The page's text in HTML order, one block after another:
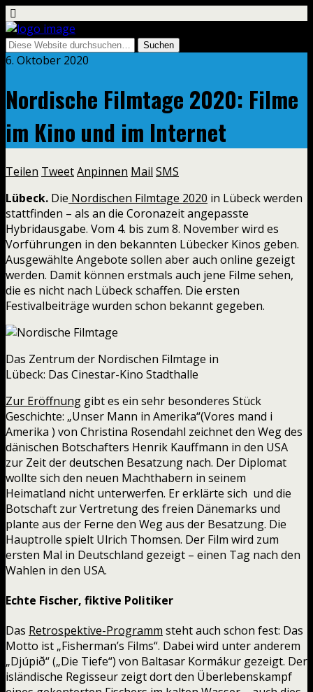
6. Oktober 2020
Nordische Filmtage 2020: Filme
im Kino und im Internet
Teilen TweetAnpinnen Mail SMS
Lübeck. Die Nordischen Filmtage 2020 in Lübeck werden
stattfinden – als an die Coronazeit angepasste
Hybridausgabe. Vom 4. bis zum 8. November wird es
Vorführungen in den bekannten Lübecker Kinos geben.
Ausgewählte Angebote sollen aber auch online gezeigt
werden. Damit können erstmals auch jene Filme sehen,
die es nicht nach Lübeck schaffen. Die ersten
Festivalbeiträge wurden schon bekannt gegeben.
Das Zentrum der Nordischen Filmtage in
Lübeck: Das Cinestar-Kino Stadthalle
Zur Eröffnung gibt es ein sehr besonderes Stück
Geschichte: „Unser Mann in Amerika“(Vores mand i
Amerika ) von Christina Rosendahl zeichnet den Weg des
dänischen Botschafters Henrik Kauffmann in den USA
zur Zeit der deutschen Besatzung nach. Der Diplomat
wollte sich den neuen Machthabern in seinem
Heimatland nicht unterwerfen. Er erklärte sich und die
Botschaft zur Vertretung des freien Dänemarks und
plante aus der Ferne den Weg aus der Besatzung. Die
Hauptrolle spielt Ulrich Thomsen. Der Film wird zum
ersten Mal in Deutschland gezeigt – einen Tag nach den
Wahlen in den USA.
Echte Fischer, fiktive Politiker
Das Retrospektive-Programm steht auch schon fest: Das
Motto ist „Fisherman’s Films“. Dabei wird unter anderem
„Djúpið“ („Die Tiefe“) von Baltasar Kormákur gezeigt. Der
isländische Regisseur zeigt dort den Überlebenskampf